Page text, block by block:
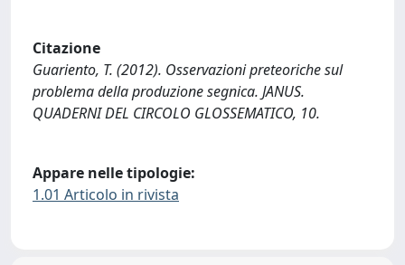
Citazione
Guariento, T. (2012). Osservazioni preteoriche sul
problema della produzione segnica. JANUS.
QUADERNI DEL CIRCOLO GLOSSEMATICO, 10.
Appare nelle tipologie:
1.01 Articolo in rivista